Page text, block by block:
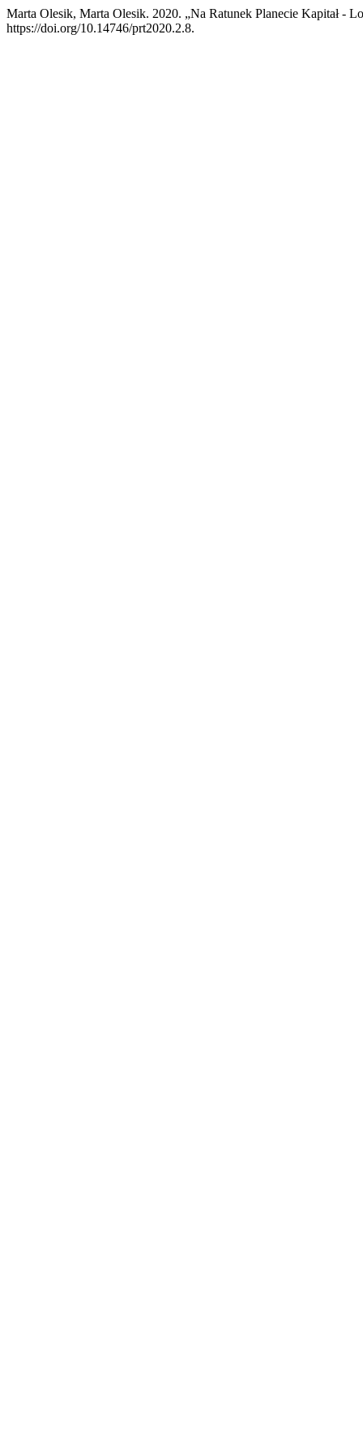
Marta Olesik, Marta Olesik. 2020. „Na Ratunek Planecie Kapitał -
https://doi.org/10.14746/prt2020.2.8.